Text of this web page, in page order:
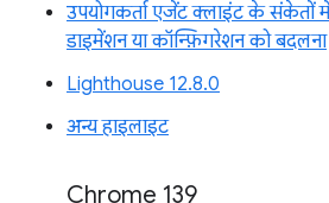
उपयोगकर्ता एजेंट क्लाइंट के संकेतों
डाइमेंशन या कॉन्फ़िगरेशन को बदलना
Lighthouse 12.8.0
अन्य हाइलाइट
Chrome 139